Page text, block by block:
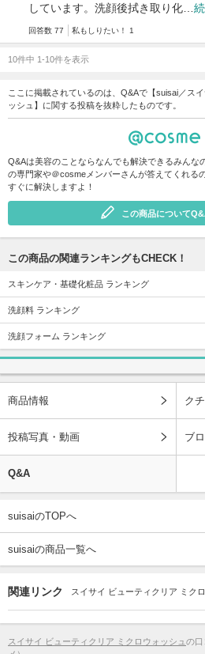
しています。洗顔後拭き取り化…
回答数 77 私もしりたい！ 1
10件中 1-10件を表示
ここに掲載されているのは、Q&Aで【suisai／ス
ッシュ】に関する投稿を抜粋したものです。
Q&Aは美容のことならなんでも解決できるみんな
の専門家や＠cosmeメンバーさんが答えてくれる
すぐに解決しますよ！
この商品について
この商品の関連ランキングもCHECK！
スキンケア・基礎化粧品 ランキング
洗顔料 ランキング
洗顔フォーム ランキング
商品情報 ク
投稿写真・動画 ブ
Q&A
suisaiのTOPへ
suisaiの商品一覧へ
関連リンク スイサイ ビューティクリア ミク
スイサイ ビューティクリア ミクロウォッシュ の口